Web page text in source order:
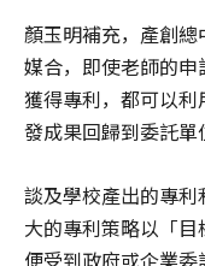
顏玉明補充，產創
媒合，即使老師的
獲得專利，都可以
發成果回歸到委託單
談及學校產出的專
大的專利策略以「
便受到政府或企業